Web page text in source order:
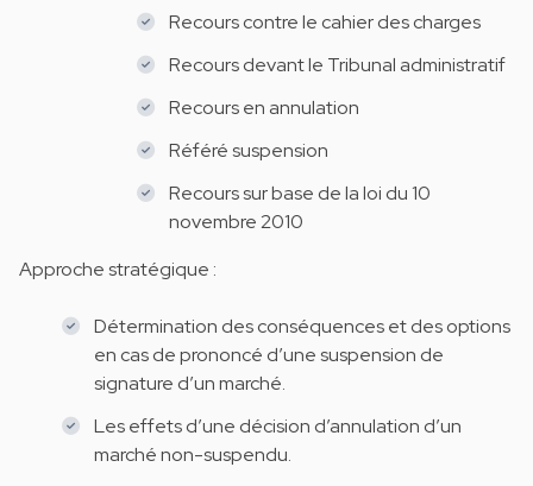
Recours contre le cahier des charges
Recours devant le Tribunal administratif
Recours en annulation
Référé suspension
Recours sur base de la loi du 10
novembre 2010
Approche stratégique :
Détermination des conséquences et des options
en cas de prononcé d’une suspension de
signature d’un marché.
Les effets d’une décision d’annulation d’un
marché non-suspendu.